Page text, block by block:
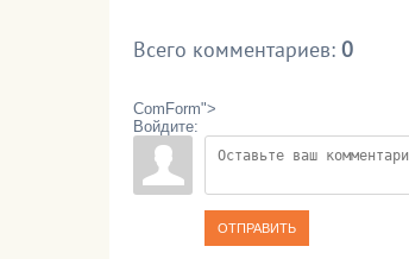
Всего комментариев: 0
ComForm">
Войдите:
ОТПРАВИТЬ